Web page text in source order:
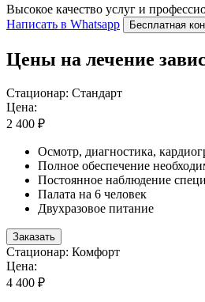
Высокое качество услуг и
Написать в Whatsapp
Бесплатная
Цены на лечение
Стационар: Стандарт
Цена:
2 400 ₽
Осмотр, диагностика,
Полное обеспечение
Постоянное наблюдение
Палата на 6 человек
Двухразовое питание
Заказать
Стационар: Комфорт
Цена:
4 400 ₽